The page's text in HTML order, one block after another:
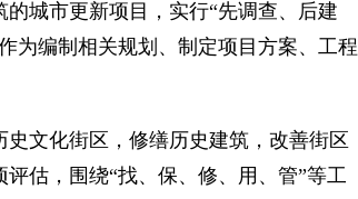
城市更新项目，实行“先调查、后建
为编制相关规划、制定项目方案、工程
文化街区，修缮历史建筑，改善街区
估，围绕“找、保、修、用、管”等工